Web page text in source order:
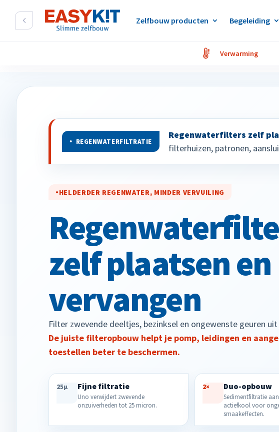
Zelfbouw producten Begeleiding
Verwarming
REGENWATERFILTRATIE
Regenwaterfilters zelf
filterhuizen, patronen,
HELDERDER REGENWATER, MINDER VERVUILING
zelf plaatsen en
vervangen
Filter zwevende deeltjes, bezinksel en ongewenste geuren
De juiste filteropbouw helpt je pomp, leidingen en
toestellen beter te beschermen.
25µ Fijne filtratie
Uno verwijdert zwevende
onzuiverheden tot 25 micron.
2× Duo-opbouw
Sedimentfiltratie
actiefkool voor
smaakeffecten.